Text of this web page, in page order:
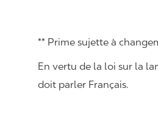
** Prime sujette à
En vertu de la loi sur la
doit parler Français.